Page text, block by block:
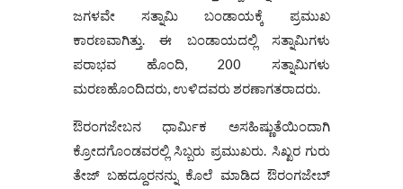
ಜಗಳವೇ ಸತ್ನಾಮಿ ಬಂಡಾಯಕ್ಕೆ ಪ್ರಮುಖ
ಕಾರಣವಾಗಿತ್ತು. ಈ ಬಂಡಾಯದಲ್ಲಿ ಸತ್ನಾಮಿಗಳು
ಪರಾಭವ ಹೊಂದಿ, 200 ಸತ್ನಾಮಿಗಳು
ಮರಣಹೊಂದಿದರು, ಉಳಿದವರು ಶರಣಾಗತರಾದರು.
ಔರಂಗಜೇಬನ ಧಾರ್ಮಿಕ ಅಸಹಿಷ್ಣುತೆಯಿಂದಾಗಿ
ಕ್ರೋದಗೊಂಡವರಲ್ಲಿ ಸಿಬ್ಬರು ಪ್ರಮುಖರು. ಸಿಖ್ಖರ ಗುರು
ತೇಜ್ ಬಹದ್ದೂರನನ್ನು ಕೊಲೆ ಮಾಡಿದ ಔರಂಗಜೇಬ್